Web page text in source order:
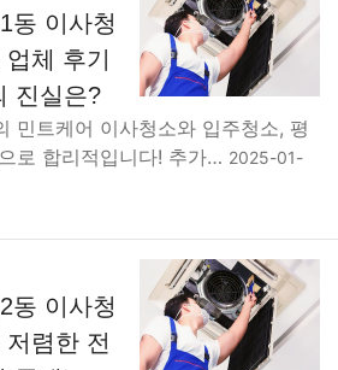
동 이사청
체 후기
진실은?
민트케어 이사청소와 입주청소, 평
로 합리적입니다! 추가… 2025-01-
동 이사청
렴한 전